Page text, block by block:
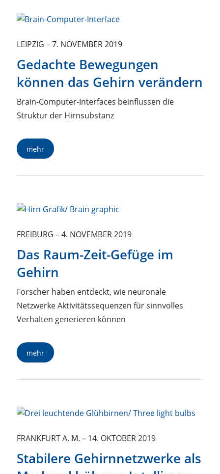
LEIPZIG –7. NOVEMBER 2019
Gedachte Bewegungen
können das Gehirn verändern
Brain-Computer-Interfaces beinflussen die
Struktur der Hirnsubstanz
mehr
FREIBURG –4. NOVEMBER 2019
Das Raum-Zeit-Gefüge im
Gehirn
Forscher haben entdeckt, wie neuronale
Netzwerke Aktivitätssequenzen für sinnvolles
Verhalten generieren können
mehr
FRANKFURT A. M. – 14. OKTOBER 2019
Stabilere Gehirnnetzwerke als